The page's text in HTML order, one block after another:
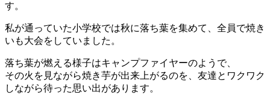
す。
私が通っていた小学校では秋に落ち葉を集めて、全員で焼き
いも大会をしていました。
落ち葉が燃える様子はキャンプファイヤーのようで、
その火を見ながら焼き芋が出来上がるのを、友達とワクワク
しながら待った思い出があります。